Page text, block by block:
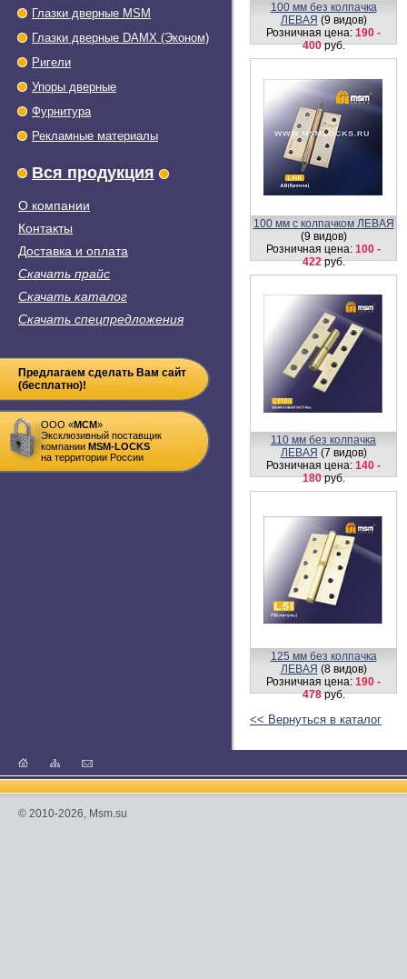
Глазки дверные МSМ
Глазки дверные DAMX (Эконом)
Ригели
Упоры дверные
Фурнитура
Рекламные материалы
Вся продукция
О компании
Контакты
Доставка и оплата
Скачать прайс
Скачать каталог
Скачать спецпредложения
Предлагаем сделать Вам сайт
(бесплатно)!
ООО «MСM»
Эксклюзивный поставщик
компании MSM-LOCKS
на территории России
100 мм без колпачка
ЛЕВАЯ (9 видов)
Розничная цена: 190 -
400руб.
100 мм с колпачком ЛЕВАЯ
(9 видов)
Розничная цена: 100 -
422руб.
110 мм без колпачка
ЛЕВАЯ (7 видов)
Розничная цена: 140 -
180руб.
125 мм без колпачка
ЛЕВАЯ (8 видов)
Розничная цена: 190 -
478руб.
<< Вернуться в каталог
© 2010-2026, Msm.su